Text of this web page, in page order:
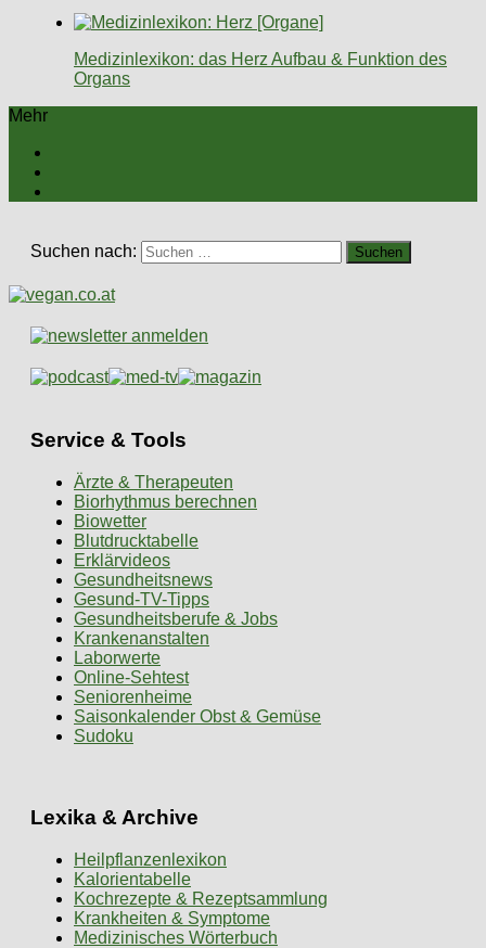
Medizinlexikon: das Herz Aufbau & Funktion des
Organs
Mehr
Suchen nach:
Service & Tools
Ärzte & Therapeuten
Biorhythmus berechnen
Biowetter
Blutdrucktabelle
Erklärvideos
Gesundheitsnews
Gesund-TV-Tipps
Gesundheitsberufe & Jobs
Krankenanstalten
Laborwerte
Online-Sehtest
Seniorenheime
Saisonkalender Obst & Gemüse
Sudoku
Lexika & Archive
Heilpflanzenlexikon
Kalorientabelle
Kochrezepte & Rezeptsammlung
Krankheiten & Symptome
Medizinisches Wörterbuch